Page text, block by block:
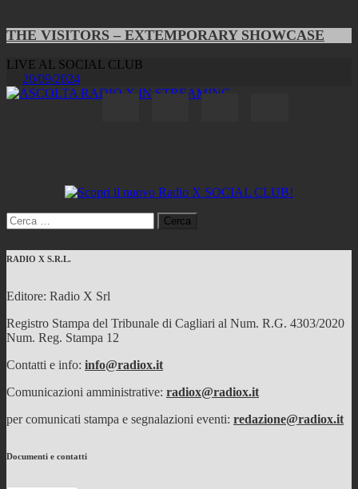
THE VISITORS – EXTEMPORARY SHOWCASE
LIVE AL SOCIAL CLUB
20/09/2024
Ricerca
per:
RADIO X S.R.L.
Editore: Radio X Srl
Registro Stampa del Tribunale di Cagliari al Num. R.G. 4303/2020
Num. Reg. Stampa 12
Contatti e info: info@radiox.it
Comunicazioni amministrative: radiox@radiox.it
per comunicati stampa e segnalazioni eventi: redazione@radiox.it
Documenti e contatti